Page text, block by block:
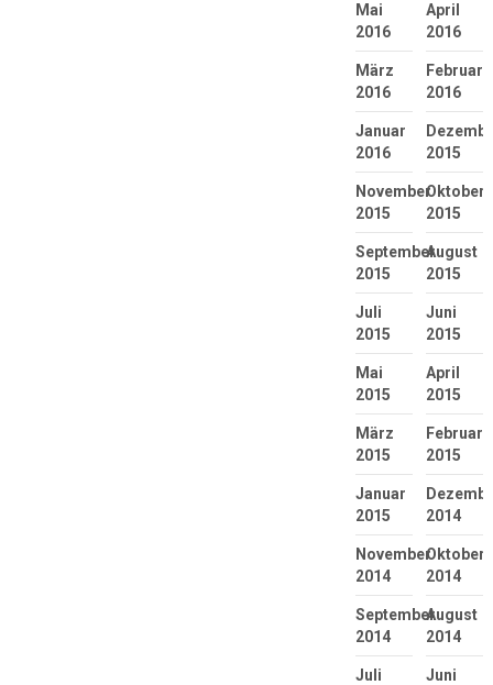
Mai
2016
April
2016
März
2016
Februar
2016
Januar
2016
2015
November
2015
Oktober
2015
September
2015
August
2015
Juli
2015
Juni
2015
Mai
2015
April
2015
März
2015
Februar
2015
Januar
2015
2014
November
2014
Oktober
2014
September
2014
August
2014
Juli
Juni